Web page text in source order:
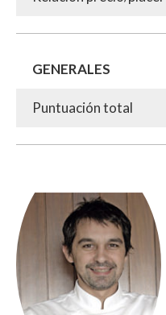
GENERALES
Puntuación total